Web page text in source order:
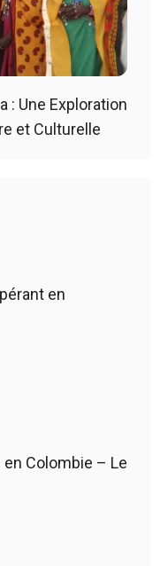
: Une Exploration
et Culturelle
en
Colombie – Le